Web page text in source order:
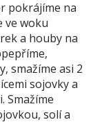
pokrájíme na
ve woku
a houby na
smažíme asi 2
sojovky a
Smažíme
solí a